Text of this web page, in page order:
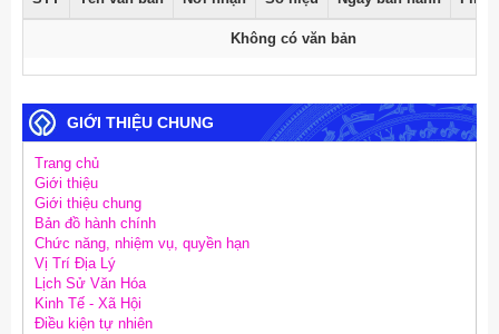
Không có văn bản
GIỚI THIỆU CHUNG
Trang chủ
Giới thiệu
Giới thiệu chung
Bản đồ hành chính
Chức năng, nhiệm vụ, quyền hạn
Vị Trí Địa Lý
Lịch Sử Văn Hóa
Kinh Tế - Xã Hội
Điều kiện tự nhiên